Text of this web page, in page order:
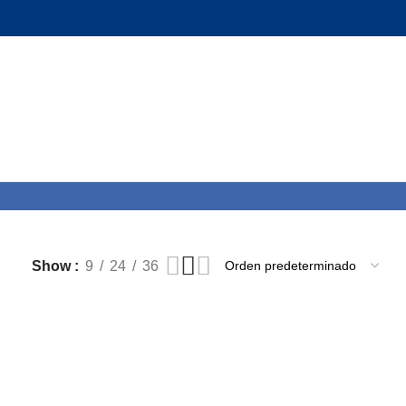
Show 9 24 36